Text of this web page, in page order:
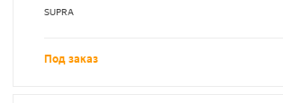
SUPRA
Под заказ